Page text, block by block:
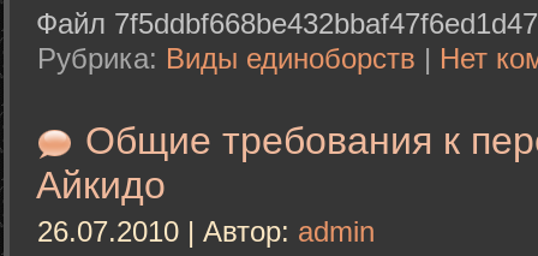
Файл
Рубрика: Виды единоборств | Нет
Общие требования к
Айкидо
26.07.2010 | Автор: admin